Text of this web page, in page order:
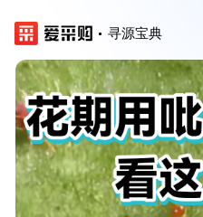
寻源宝典